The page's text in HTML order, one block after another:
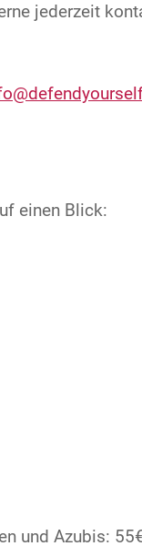
jederzeit
einen Blick:
und Azubis: